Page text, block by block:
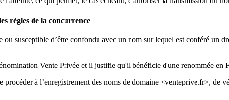
règles de la concurrence
susceptible d’être confondu avec un nom sur lequel est conféré un
Vente Privée et il justifie qu'il bénéficie d'une renommée en
à l’enregistrement des noms de domaine <venteprive.fr>, de